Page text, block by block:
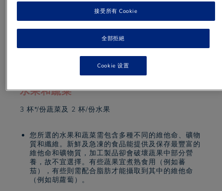
水果和蔬菜
3 杯*/份蔬菜及 2 杯/份水果
您所選的水果和蔬菜需包含多種不同的維他命、礦物
質和纖維。新鮮及急凍的食品能提供及保存最豐富的
維他命和礦物質，加工製品卻會破壞蔬果中部分營
養，故不宜選擇。有些蔬果宜煮熟食用（例如蕃
茄），有些則需配合脂肪才能攝取到其中的維他命
（例如胡蘿蔔）。
全部拒絕
接受所有 Cookie
Cookie 设置